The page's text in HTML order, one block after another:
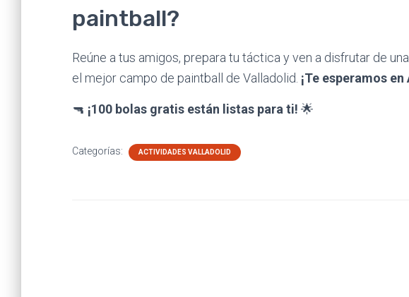
paintball?
Reúne a tus amigos, prepara tu táctica y ven a disfrutar de
el mejor campo de paintball de Valladolid. ¡Te esperamos
🔫 ¡100 bolas gratis están listas para ti! 🌟
Categorías: ACTIVIDADES VALLADOLID